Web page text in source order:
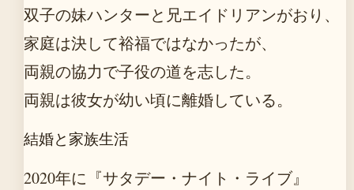
双子の妹ハンターと兄エイドリアンがおり、
家庭は決して裕福ではなかったが、
両親の協力で子役の道を志した。
両親は彼女が幼い頃に離婚している。
結婚と家族生活
2020年に『サタデー・ナイト・ライブ』